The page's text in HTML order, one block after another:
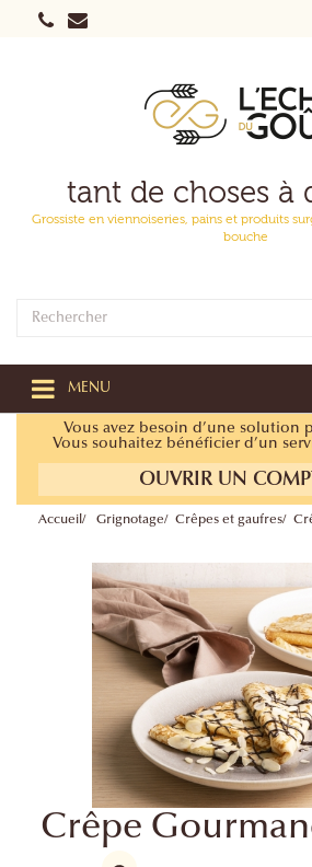
tant de choses à
Grossiste en viennoiseries, pains et produits
bouche
MENU
Vous avez besoin d’une solution
Vous souhaitez bénéficier d’un
OUVRIR UN
Accueil Grignotage Crêpes et gaufres
Crêpe